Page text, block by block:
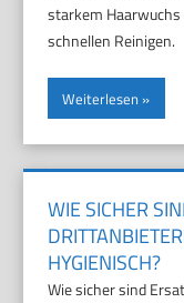
starkem
schnellen Reinigen.
Weiterlesen
WIE SICHER
HYGIENISCH?
Wie sicher sind